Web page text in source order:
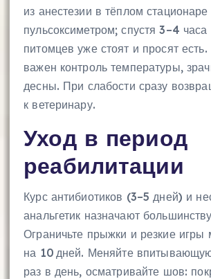
из анестезии в тёплом стационаре
пульсоксиметром; спустя 3–4
питомцев уже стоят и просят
важен контроль температуры,
десны. При слабости сразу
к ветеринару.
Уход в период
реабилитации
Курс антибиотиков (3–5 дней) и
анальгетик назначают
Ограничьте прыжки и резкие игры
на 10 дней. Меняйте
раз в день, осматривайте шов: